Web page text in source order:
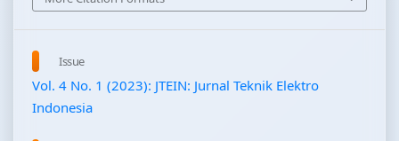
Issue
Vol. 4 No. 1 (2023): JTEIN: Jurnal Teknik Elektro
Indonesia